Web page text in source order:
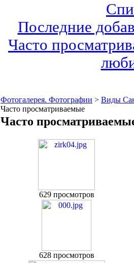
Последние
Часто
Фотогалерея. Фотографии > Виды
Часто просматриваемые
Часто
629 просмотров
628 просмотров